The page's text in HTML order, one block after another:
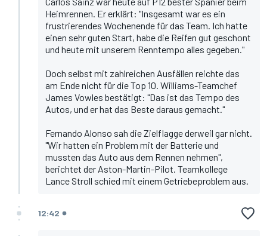
Heimrennen. Er erklärt: "Insgesamt war es ein
frustrierendes Wochenende für das Team. Ich hatte
einen sehr guten Start, habe die Reifen gut geschont
und heute mit unserem Renntempo alles gegeben."
Doch selbst mit zahlreichen Ausfällen reichte das
am Ende nicht für die Top 10. Williams-Teamchef
James Vowles bestätigt: "Das ist das Tempo des
Autos, und er hat das Beste daraus gemacht."
Fernando Alonso sah die Zielflagge derweil gar nicht.
"Wir hatten ein Problem mit der Batterie und
mussten das Auto aus dem Rennen nehmen",
berichtet der Aston-Martin-Pilot. Teamkollege
Lance Stroll schied mit einem Getriebeproblem aus.
12:42